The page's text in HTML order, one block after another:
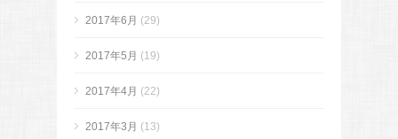
2017年6月 (29)
2017年5月 (19)
2017年4月 (22)
2017年3月 (13)